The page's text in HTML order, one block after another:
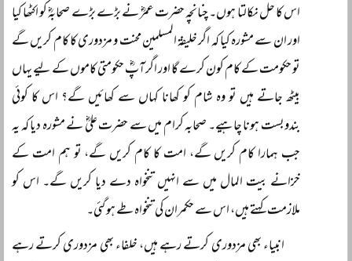
اس کا حل نکالتا ہوں۔ چنانچہ حضرت عمرؓ نے بڑے بڑے صحابہؓ کو اکٹھا کیا
اور ان سے مشورہ کیا کہ اگر خلیفۃ المسلمین محنت و مزدوری کا کام کریں گے
تو حکومت کے کام کون کرے گا اور اگر آپؓ حکومتی کاموں کے لیے یہاں
بیٹھ جاتے ہیں تو وہ شام کو کھانا کہاں سے کھائیں گے؟ اس کا کوئی
بندوبست ہونا چاہیے۔ صحابہ کرام میں سے حضرت علیؓ نے مشورہ دیا کہ یہ
جب ہمارا کام کریں گے، امت کا کام کریں گے، تو ہم امت کے
خزانے بیت المال میں سے انہیں تنخواہ دے دیا کریں گے۔ اس کو
ملازمت کہتے ہیں، اس سے حکمران کی تنخواہ طے ہو گئی۔
انبیاء بھی مزدوری کرتے رہے ہیں، خلفاء بھی مزدوری کرتے رہے